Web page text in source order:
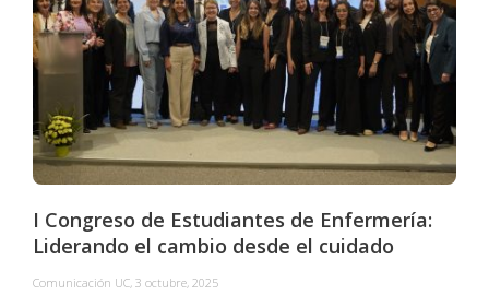
I Congreso de Estudiantes de Enfermería:
Liderando el cambio desde el cuidado
Comunicación UC, 3 octubre, 2025